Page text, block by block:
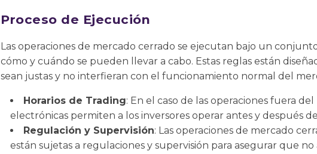
Proceso de Ejecución
Las operaciones de mercado cerrado se ejecutan bajo un
cómo y cuándo se pueden llevar a cabo. Estas reglas están
sean justas y no interfieran con el funcionamiento normal del
Horarios de Trading: En el caso de las operaciones fuera
electrónicas permiten a los inversores operar antes y después
Regulación y Supervisión: Las operaciones de mercado
están sujetas a regulaciones y supervisión para asegurar que